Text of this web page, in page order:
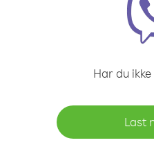
Har du
Last